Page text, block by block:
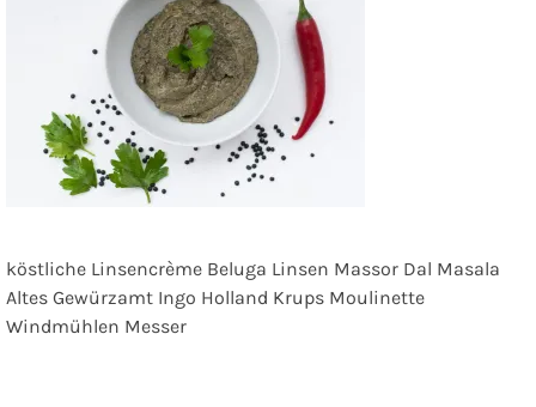
köstliche Linsencrème Beluga Linsen Massor Dal Masala
Altes Gewürzamt Ingo Holland Krups Moulinette
Windmühlen Messer